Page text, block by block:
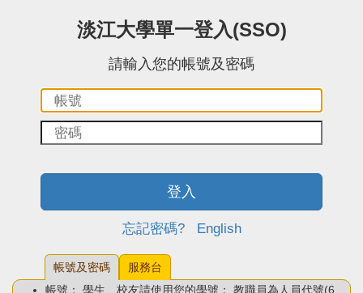
淡江大學單一登入(SSO)
請輸入您的帳號及密碼
碼：
登入
忘記密碼? English
帳號及密碼
服務台
帳號： 學生、校友請使用您的學號； 教職員為人員代號(6